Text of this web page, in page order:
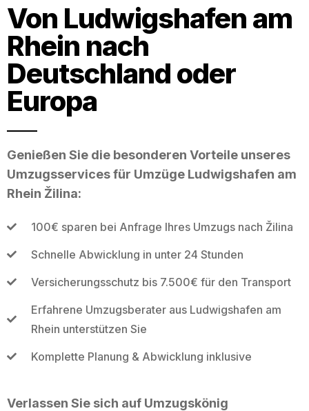
Von Ludwigshafen am
Rhein nach
Deutschland oder
Europa
Genießen Sie die besonderen Vorteile unseres
Umzugsservices für Umzüge Ludwigshafen am
Rhein Žilina:
100€ sparen bei Anfrage Ihres Umzugs nach Žilina
Schnelle Abwicklung in unter 24 Stunden
Versicherungsschutz bis 7.500€ für den Transport
Erfahrene Umzugsberater aus Ludwigshafen am
Rhein unterstützen Sie
Komplette Planung & Abwicklung inklusive
Verlassen Sie sich auf Umzugskönig